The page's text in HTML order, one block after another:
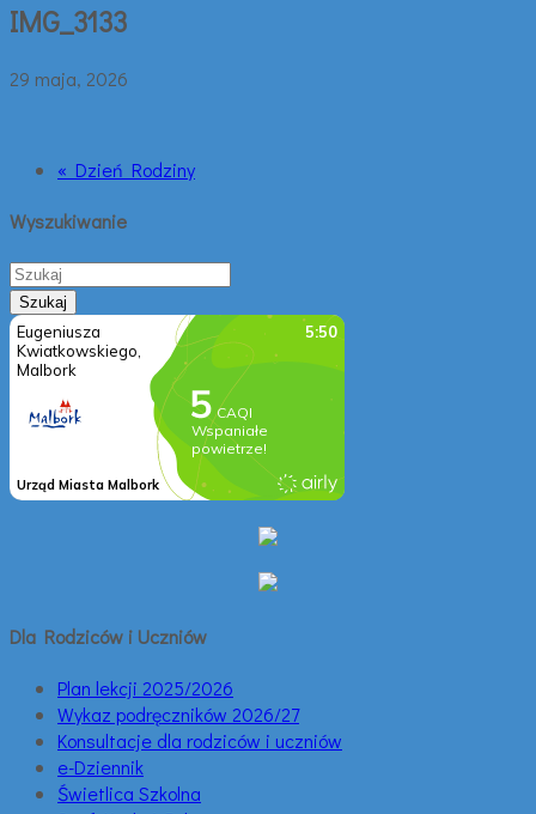
IMG_3133
29 maja, 2026
« Dzień Rodziny
Wyszukiwanie
Dla Rodziców i Uczniów
Plan lekcji 2025/2026
Wykaz podręczników 2026/27
Konsultacje dla rodziców i uczniów
e-Dziennik
Świetlica Szkolna